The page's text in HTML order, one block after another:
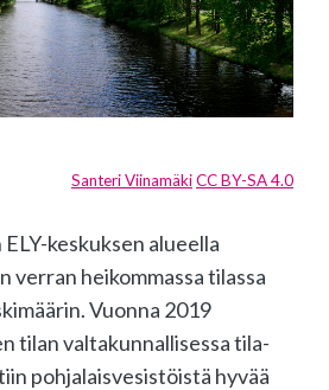
Santeri ViinamäkiCC BY-SA 4.0
keskuksen alueella
verran heikommassa tilassa
Vuonna 2019
tilan valtakunnallisessa tila-
pohjalaisvesistöistä hyvää